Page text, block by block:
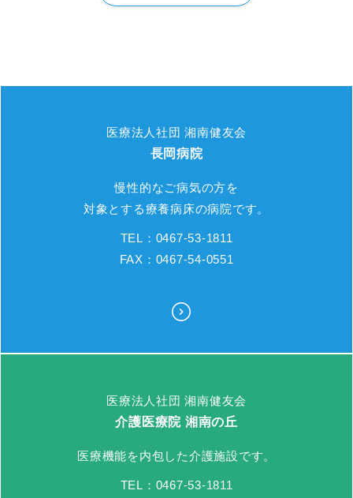
医療法人社団 湘南健友会
長岡病院
慢性的なご病気の方を
対象とする療養病床の病院です。
TEL：0467-53-1811
FAX：0467-54-0551
医療法人社団 湘南健友会
介護医療院 湘南の丘
医療機能を内包した介護施設です。
TEL：0467-53-1811